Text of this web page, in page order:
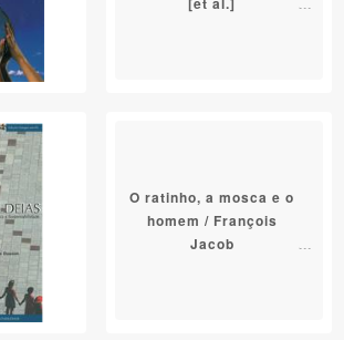
O ratinho, a mosca e o
homem / François
Jacob